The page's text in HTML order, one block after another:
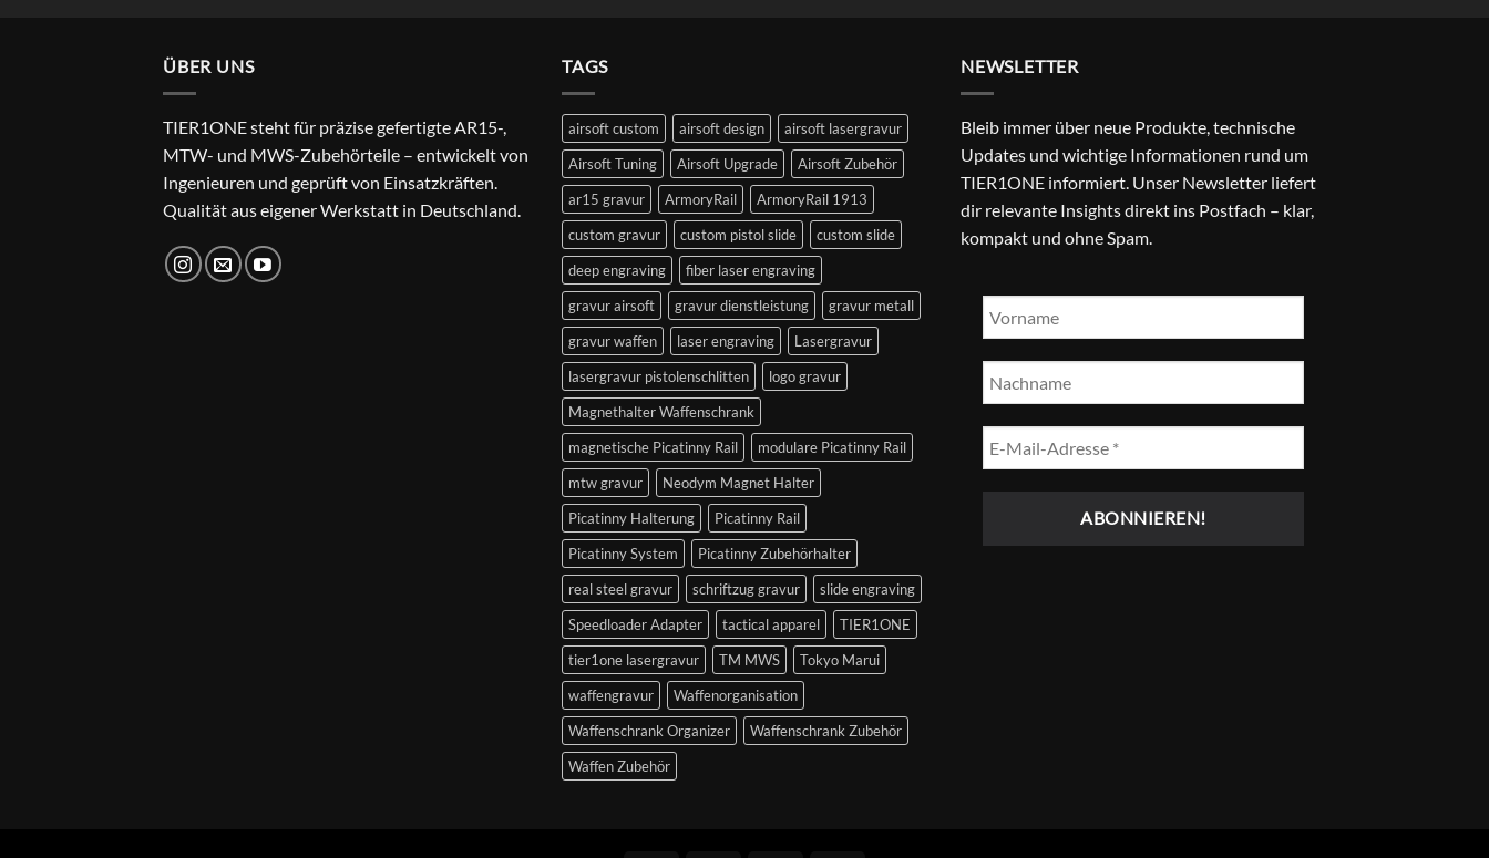
ÜBER UNS
TIER1ONE steht für präzise gefertigte AR15-,
MTW- und MWS-Zubehörteile – entwickelt von
Ingenieuren und geprüft von Einsatzkräften.
Qualität aus eigener Werkstatt in Deutschland.
TAGS
airsoft custom airsoft design
airsoft lasergravur
Airsoft Tuning
Airsoft Upgrade
Airsoft Zubehör
ar15 gravur
ArmoryRail
ArmoryRail 1913
custom gravur
custom pistol slide
custom slide
deep engraving
fiber laser engraving
gravur airsoft
gravur dienstleistung
gravur metall
gravur waffen
laser engraving
Lasergravur
lasergravur pistolenschlitten
logo gravur
Magnethalter Waffenschrank
magnetische Picatinny Rail
modulare Picatinny Rail
mtw gravur
Neodym Magnet Halter
Picatinny Halterung
Picatinny Rail
Picatinny System
Picatinny Zubehörhalter
real steel gravur
schriftzug gravur
slide engraving
Speedloader Adapter
tactical apparel
TIER1ONE
tier1one lasergravur
TM MWS
Tokyo Marui
waffengravur
Waffenorganisation
Waffenschrank Organizer
Waffenschrank Zubehör
Waffen Zubehör
NEWSLETTER
Bleib immer über neue Produkte, technische
Updates und wichtige Informationen rund um
TIER1ONE informiert. Unser Newsletter liefert
dir relevante Insights direkt ins Postfach – klar,
kompakt und ohne Spam.